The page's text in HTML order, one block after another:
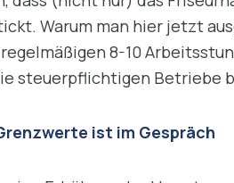
Warum man hier jetzt
8-10
steuerpflichtigen Betriebe
ist im Gespräch